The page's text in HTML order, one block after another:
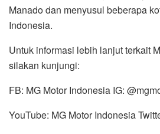
YouTube: MG Motor Indonesia
Situs: mgmotor.id.*** (Ril/Zul Marbun)